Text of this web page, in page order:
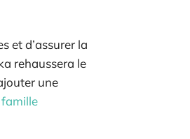
et d’assurer la
rehaussera le
une